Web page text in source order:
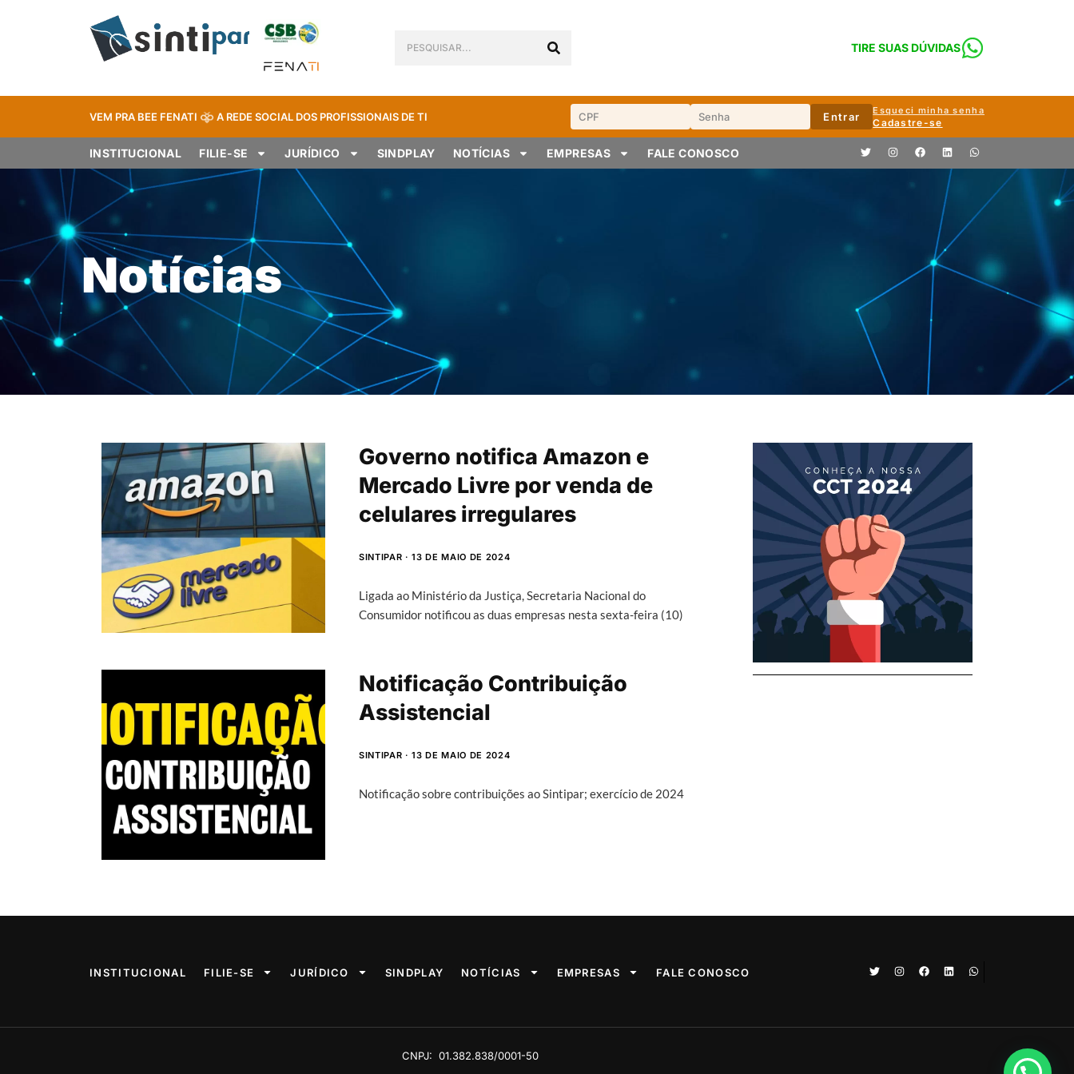
TIRE SUAS DÚVIDAS
VEM PRA BEE FENATI A REDE SOCIAL DOS PROFISSIONAIS DE TI Entrar Esqueci minha senha
Cadastre-se
INSTITUCIONAL FILIE-SE JURÍDICO SINDPLAY NOTÍCIAS EMPRESAS FALE CONOSCO
Notícias
Governo notifica Amazon e
Mercado Livre por venda de
celulares irregulares
SINTIPAR 13 DE MAIO DE 2024
Ligada ao Ministério da Justiça, Secretaria Nacional do
Consumidor notificou as duas empresas nesta sexta-feira (10)
Notificação Contribuição
Assistencial
SINTIPAR 13 DE MAIO DE 2024
Notificação sobre contribuições ao Sintipar; exercício de 2024
INSTITUCIONAL FILIE-SE JURÍDICO SINDPLAY NOTÍCIAS EMPRESAS FALE CONOSCO
CNPJ: 01.382.838/0001-50